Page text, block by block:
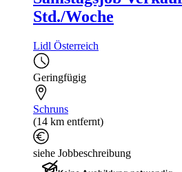
Std./Woche
Lidl Österreich
Geringfügig
Schruns
(14 km entfernt)
siehe Jobbeschreibung